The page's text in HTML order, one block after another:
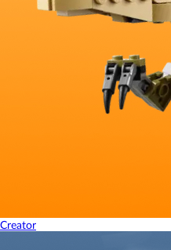
Creator